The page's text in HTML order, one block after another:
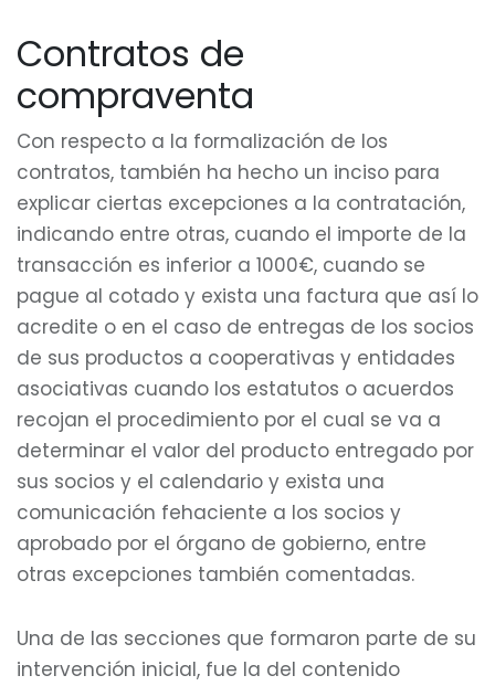
Contratos de
compraventa
Con respecto a la formalización de los
contratos, también ha hecho un inciso para
explicar ciertas excepciones a la contratación,
indicando entre otras, cuando el importe de la
transacción es inferior a 1000€, cuando se
pague al cotado y exista una factura que así lo
acredite o en el caso de entregas de los socios
de sus productos a cooperativas y entidades
asociativas cuando los estatutos o acuerdos
recojan el procedimiento por el cual se va a
determinar el valor del producto entregado por
sus socios y el calendario y exista una
comunicación fehaciente a los socios y
aprobado por el órgano de gobierno, entre
otras excepciones también comentadas.
Una de las secciones que formaron parte de su
intervención inicial, fue la del contenido